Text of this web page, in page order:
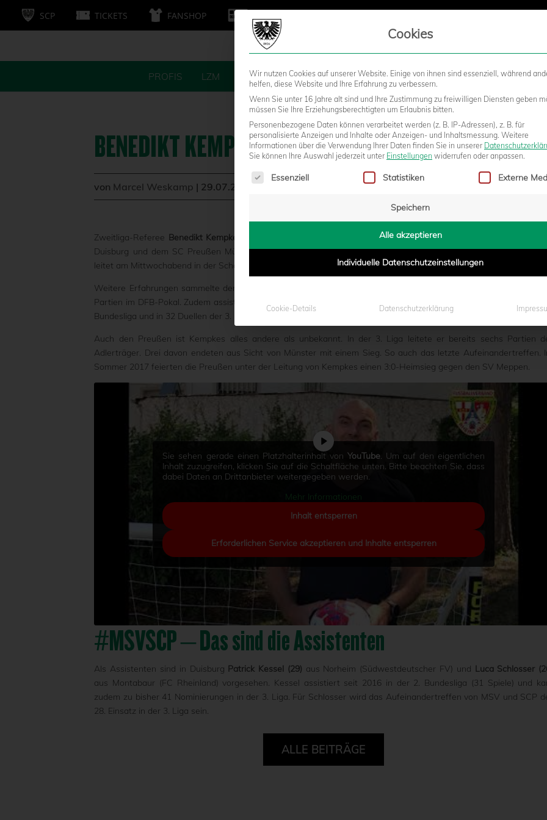
SCP TICKETS FANSHOP
PROFIS LZM FANS STADION BUSINESS KIDS
BENEDIKT KEMPKES PFEIFT IN DUISBURG
von Marcel Weskamp | 29.07.2019 - 10:00
Zweitliga-Referee Benedikt Kempkes (33)
ist vom DFB mit der Spielleitung des West-Schlages zwischen dem
Duisburg und dem SC Preußen Münster betraut worden. Der Unparteiische aus Thür bei Koblenz (FV
leitet am Mittwochabend in der Schauinsland-Reisen-Arena sein 36. Spiel in der 3. Liga.
Weitere Erfahrungen sammelte der hauptberufliche Zahnarzt unter anderem in 25 Spielen der 2. Liga sowie in
Partien im DFB-Pokal. Zudem assistierte er unter anderem in 27 Partien der Fußball Bundesliga, in 46 Spielen der
Bundesliga und in 32 Duellen der 3. Liga.
Auch den Preußen ist Kempkes alles andere als unbekannt. In der 3. Liga leitete er bereits sechs Partien
Adlerträger. Drei davon endeten aus Sicht von Münster mit einem Sieg. So auch das letzte Aufeinandertreffen.
Sommer 2017 feierten die Preußen unter der Leitung von Kempkes einen 3:0-Heimsieg gegen den SV Meppen.
Sie sehen gerade einen Platzhalterinhalt von YouTube. Um auf den eigentlichen
Inhalt zuzugreifen, klicken Sie auf die Schaltfläche unten. Bitte beachten Sie, dass
dabei Daten an Drittanbieter weitergegeben werden.
Mehr Informationen
Inhalt entsperren
Erforderlichen Service akzeptieren und Inhalte entsperren
#MSVSCP – Das sind die Assistenten
Als Assistenten sind in Duisburg Patrick Kessel (29) aus Norheim (Südwestdeutscher FV) und Luca Schlosser
aus Montabaur (FC Rheinland) vorgesehen. Kessel assistiert seit 2016 in der 2. Bundesliga (31 Spiele) und
zudem zu bisher 41 Nominierungen in der 3. Liga. Für Schlosser wird das Aufeinandertreffen von MSV und SCP
28. Einsatz in der 3. Liga sein.
ALLE BEITRÄGE
Cookies
Wir nutzen Cookies auf unserer Website. Einige von ihnen sind essenziell, während
helfen, diese Website und Ihre Erfahrung zu verbessern.
Wenn Sie unter 16 Jahre alt sind und Ihre Zustimmung zu freiwilligen Diensten geben
müssen Sie Ihre Erziehungsberechtigten um Erlaubnis bitten.
Personenbezogene Daten können verarbeitet werden (z. B. IP-Adressen), z. B. für
personalisierte Anzeigen und Inhalte oder Anzeigen- und Inhaltsmessung. Weitere
Informationen über die Verwendung Ihrer Daten finden Sie in unserer
Sie können Ihre Auswahl jederzeit unter Einstellungen widerrufen oder anpassen.
Es folgt eine Liste der Service-Gruppen, für die eine Einwilligung erteilt
Essenziell Statistiken Externe
Speichern
Alle akzeptieren
Individuelle Datenschutzeinstellungen
Cookie-Details Datenschutzerklärung